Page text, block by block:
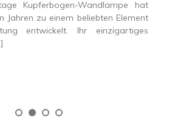
stellt einen essentiellen Faktor in der
dar. Sie erfüllt nicht nur die primäre
sondern
[…]